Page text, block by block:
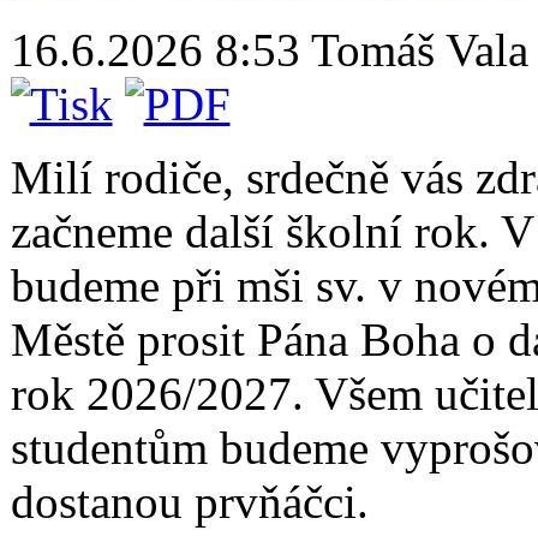
16.6.2026 8:53 Tomáš Vala
Milí rodiče, srdečně vás
začneme další školní rok.
budeme při mši sv. v
Městě prosit Pána Boha o
rok 2026/2027. Všem
studentům budeme
dostanou prvňáčci.